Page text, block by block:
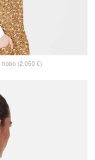
hobo (2.050 €)